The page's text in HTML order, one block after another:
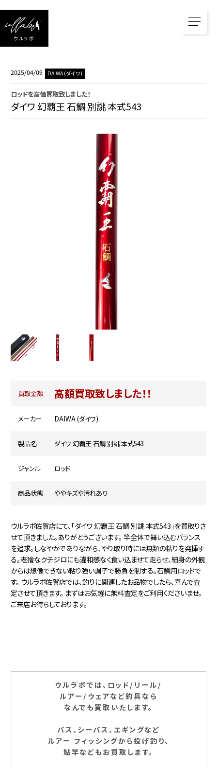
ウルラボ
2025/04/09 DAIWA (ダイワ)
ロッドを高価買取致しました！
ダイワ 幻覇王 石鯛 別誂 本式543
買取金額 高額買取致しました！！
メーカー DAIWA (ダイワ)
製品名 ダイワ 幻覇王 石鯛 別誂 本式543
ジャンル ロッド
商品状態 ややキズや汚れあり
ウルラボ佐賀店にて、「ダイワ 幻覇王 石鯛 別誂 本式543」を買取りさ
せて頂きました。ありがとうございます。 竿全体で舞い込むバランス
を追求。しなやかでありながら、やり取り時には無類の粘りを発揮す
る。老獪なクチジロにも違和感なく食い込ませて走らせ、細身の外観
からは想像できない粘り強い調子で勝負を制する。石鯛用ロッドで
す。 ウルラボ佐賀店では、釣りに関連したお品物でしたら、喜んで査
定させて頂きます。 まずはお気軽に無料査定をご利用くださいませ。
ご来店お待ちしております。
ウルラボでは、ロッド/リール/
ルアー/ウェアなど釣具なら
なんでも買取いたします。
バス、シーバス、エギングなど
ルアー フィッシングから投げ釣り、
鮎竿などもお買取します。